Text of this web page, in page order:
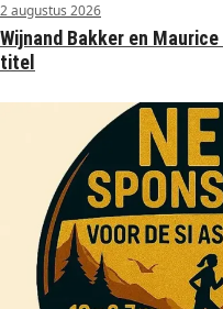
2 augustus 2026
Wijnand Bakker en
titel